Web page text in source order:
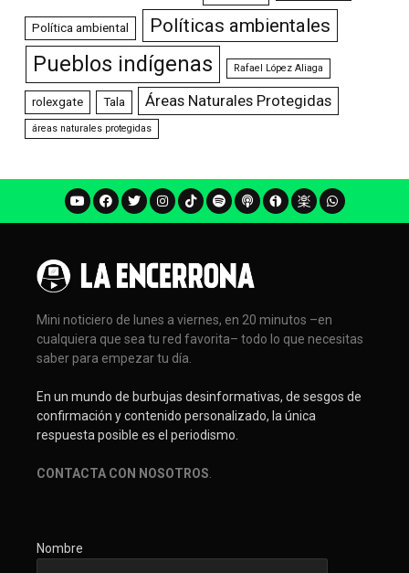
Política ambiental Políticas ambientales
Pueblos indígenas Rafael López Aliaga
rolexgate Tala Áreas Naturales Protegidas
áreas naturales protegidas
Mini noticiero de lunes a viernes, en 20 minutos –en
cualquiera que sea tu red favorita– todo lo que necesitas
saber para empezar tu día.
En un mundo de burbujas desinformativas, de sesgos de
confirmación y contenido personalizado, la única
respuesta posible es el periodismo.
CONTACTA CON NOSOTROS.
Nombre